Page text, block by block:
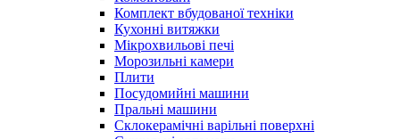
Комплект вбудованої техніки
Кухонні витяжки
Мікрохвильові печі
Морозильні камери
Плити
Посудомийні машини
Пральні машини
Склокерамічні варільні поверхні